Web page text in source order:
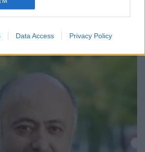
Data Access Privacy Policy